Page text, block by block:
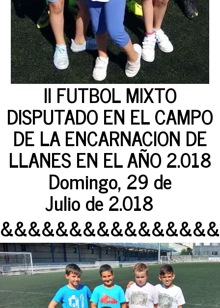
II FUTBOL MIXTO
DISPUTADO EN EL CAMPO
DE LA ENCARNACION DE
LLANES EN EL AÑO 2.018
Domingo, 29 de
Julio de 2.018